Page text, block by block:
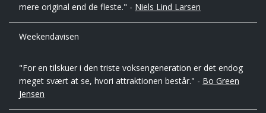
mere original end de fleste." - Niels Lind Larsen
Weekendavisen
"For en tilskuer i den triste voksengeneration er det endog
meget svært at se, hvori attraktionen består." - Bo Green
Jensen